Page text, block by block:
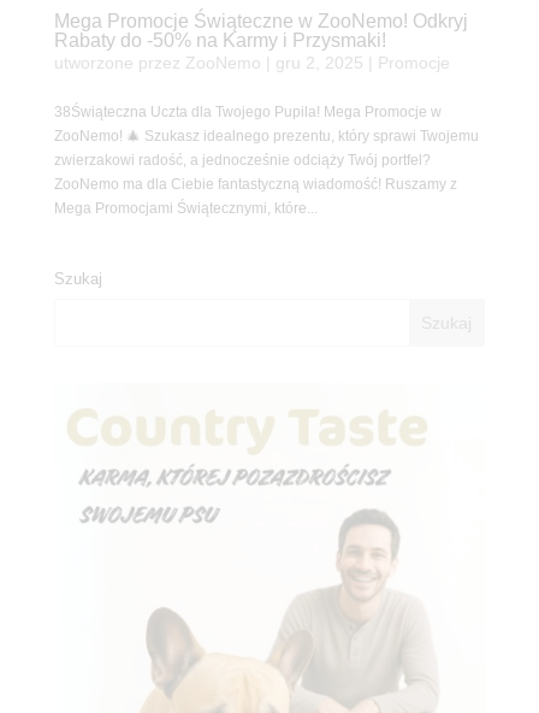
Mega Promocje Świąteczne w ZooNemo! Odkryj
Rabaty do -50% na Karmy i Przysmaki!
utworzone przez ZooNemo gru 2, 2025 Promocje
38Świąteczna Uczta dla Twojego Pupila! Mega Promocje w
ZooNemo! 🎄 Szukasz idealnego prezentu, który sprawi Twojemu
zwierzakowi radość, a jednocześnie odciąży Twój portfel?
ZooNemo ma dla Ciebie fantastyczną wiadomość! Ruszamy z
Mega Promocjami Świątecznymi, które...
Szukaj